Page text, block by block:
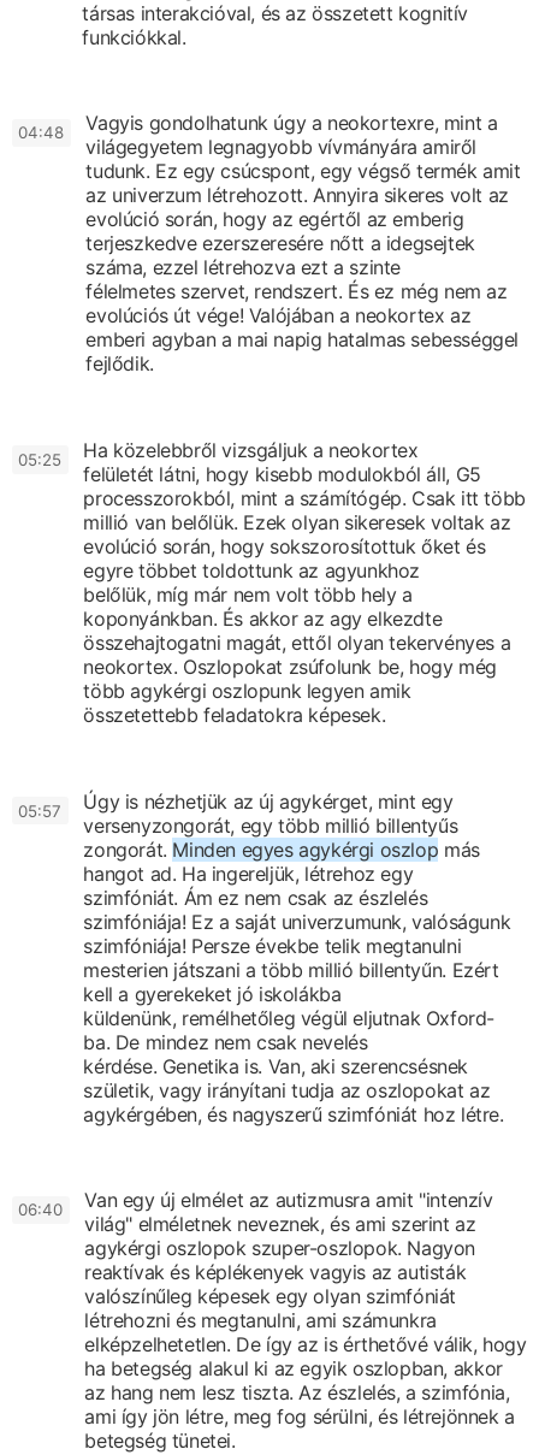
társas interakcióval, és az összetett kognitív
funkciókkal.
04:48 Vagyis gondolhatunk úgy a neokortexre, mint a
világegyetem legnagyobb vívmányára amiről
tudunk. Ez egy csúcspont, egy végső termék amit
az univerzum létrehozott. Annyira sikeres volt az
evolúció során, hogy az egértől az emberig
terjeszkedve ezerszeresére nőtt a idegsejtek
száma, ezzel létrehozva ezt a szinte
félelmetes szervet, rendszert. És ez még nem az
evolúciós út vége! Valójában a neokortex az
emberi agyban a mai napig hatalmas sebességgel
fejlődik.
05:25
Ha közelebbről vizsgáljuk a neokortex
felületét látni, hogy kisebb modulokból áll, G5
processzorokból, mint a számítógép. Csak itt több
millió van belőlük. Ezek olyan sikeresek voltak az
evolúció során, hogy sokszorosítottuk őket és
egyre többet toldottunk az agyunkhoz
belőlük, míg már nem volt több hely a
koponyánkban. És akkor az agy elkezdte
összehajtogatni magát, ettől olyan tekervényes a
neokortex. Oszlopokat zsúfolunk be, hogy még
több agykérgi oszlopunk legyen amik
összetettebb feladatokra képesek.
05:57 Úgy is nézhetjük az új agykérget, mint egy
versenyzongorát, egy több millió billentyűs
zongorát. Minden egyes agykérgi oszlop más
hangot ad. Ha ingereljük, létrehoz egy
szimfóniát. Ám ez nem csak az észlelés
szimfóniája! Ez a saját univerzumunk, valóságunk
szimfóniája! Persze évekbe telik megtanulni
mesterien játszani a több millió billentyűn. Ezért
kell a gyerekeket jó iskolákba
küldenünk, remélhetőleg végül eljutnak Oxford-
ba. De mindez nem csak nevelés
kérdése. Genetika is. Van, aki szerencsésnek
születik, vagy irányítani tudja az oszlopokat az
agykérgében, és nagyszerű szimfóniát hoz létre.
06:40 Van egy új elmélet az autizmusra amit "intenzív
világ" elméletnek neveznek, és ami szerint az
agykérgi oszlopok szuper-oszlopok. Nagyon
reaktívak és képlékenyek vagyis az autisták
valószínűleg képesek egy olyan szimfóniát
létrehozni és megtanulni, ami számunkra
elképzelhetetlen. De így az is érthetővé válik, hogy
ha betegség alakul ki az egyik oszlopban, akkor
az hang nem lesz tiszta. Az észlelés, a szimfónia,
ami így jön létre, meg fog sérülni, és létrejönnek a
betegség tünetei.